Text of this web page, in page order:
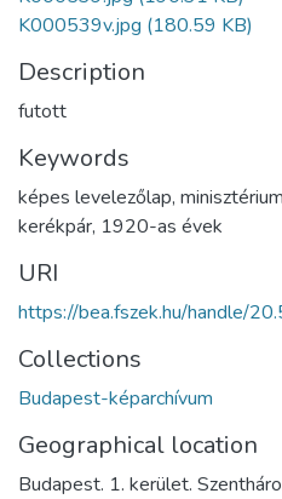
K000539v.jpg (180.59 KB)
Description
futott
Keywords
képes levelezőlap, minisztérium
kerékpár, 1920-as évek
URI
https://bea.fszek.hu/handle/
Collections
Budapest-képarchívum
Geographical location
Budapest. 1. kerület.